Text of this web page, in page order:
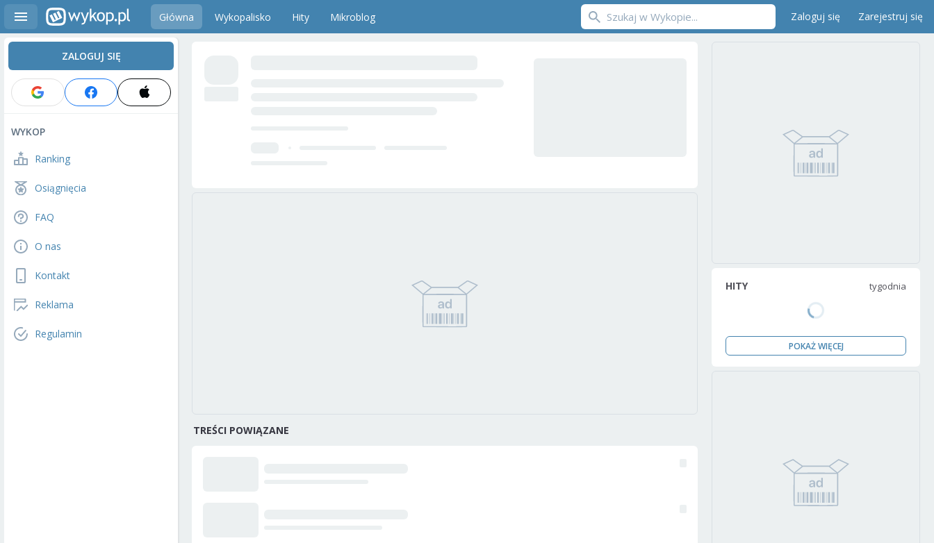
Główna Wykopalisko Hity Mikroblog Zaloguj się Zarejestruj się
ZALOGUJ SIĘ
WYKOP
Ranking
Osiągnięcia
FAQ
O nas
Kontakt
Reklama
Regulamin
TREŚCI POWIĄZANE
HITY tygodnia
POKAŻ WIĘCEJ